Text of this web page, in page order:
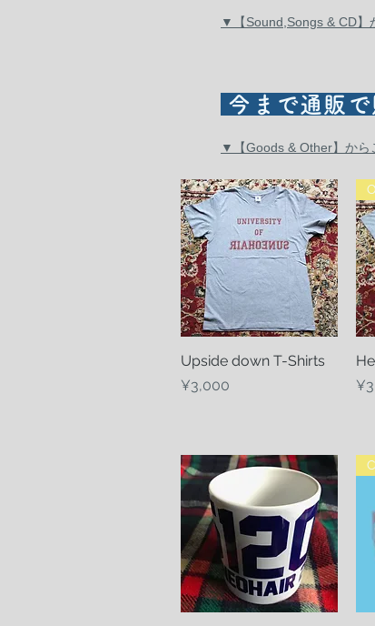
▼【Sound,Songs & CD】
今まで通販
▼【Goods & Other】から
Quick View
Upside down T-Shirts
Price
¥3,000